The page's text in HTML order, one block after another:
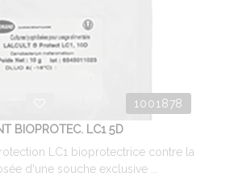
1001878
BIOPROTEC. LC1 5D
LC1 bioprotectrice contre la
d'une souche exclusive ...